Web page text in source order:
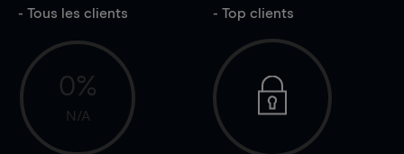
- Tous les clients
0%
N/A
- Top clients